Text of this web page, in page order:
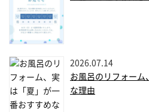
2026.07.14
お風呂のリフォーム
な理由